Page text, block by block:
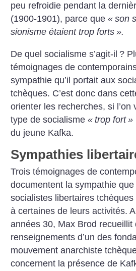
peu refroidie pendant la
(1900-1901), parce que« son
sionisme étaient trop forts ».
De quel socialisme s’agit-il ?
témoignages de
sympathie qu’il portait aux
tchèques. C’est donc dans
orienter les recherches, si l’on
type de socialisme« trop fort »
du jeune Kafka.
Sympathies
Trois témoignages de
documentent la sympathie
socialistes libertaires
à certaines de leurs activités.
années 30, Max Brod recueillit
renseignements d’un des
mouvement anarchiste
concernent la présence de